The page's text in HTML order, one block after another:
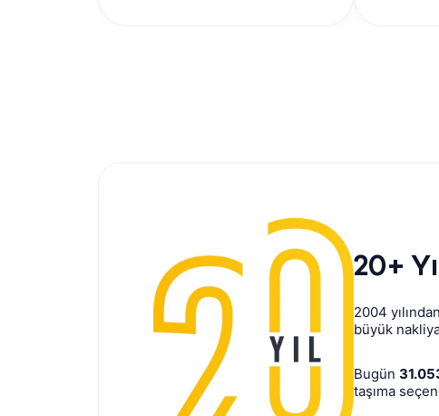
20+
2004
büyük
Bugün
taşıma